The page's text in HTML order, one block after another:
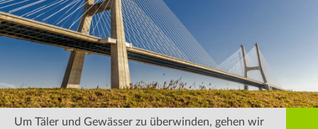
Um Täler und Gewässer zu überwinden, gehen wir